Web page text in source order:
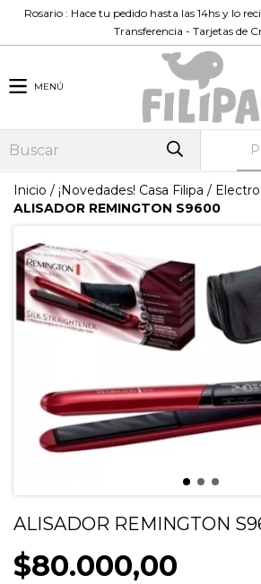
Rosario : Hace tu pedido hasta las 14hs y lo
Transferencia - Tarjetas de
MENÚ
Inicio / ¡Novedades! Casa Filipa /
ALISADOR REMINGTON S9600
ALISADOR REMINGTON
$80.000,00